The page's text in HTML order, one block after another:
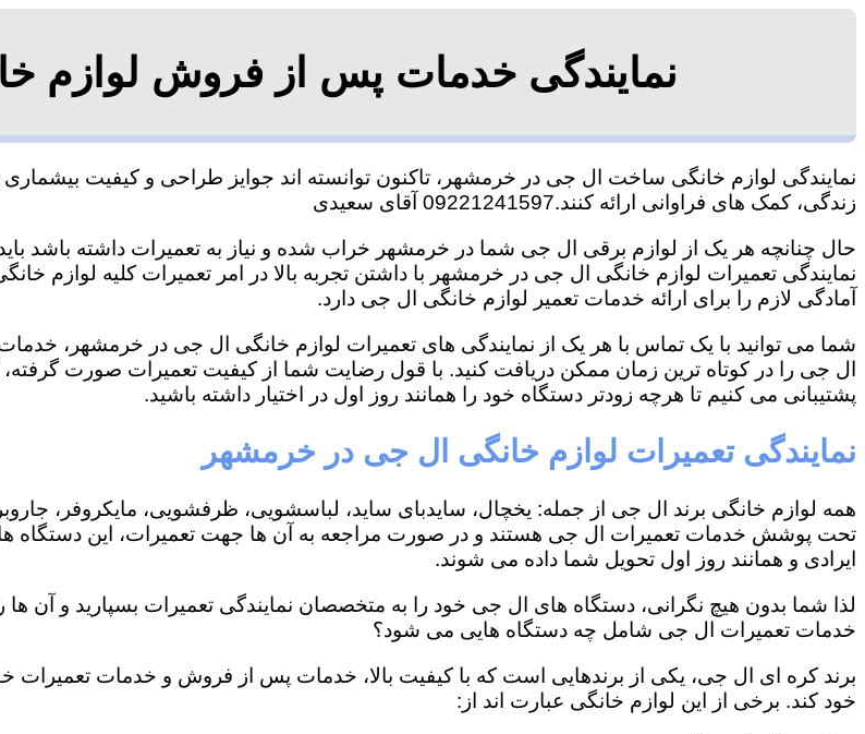
نمایندگی خدمات پس از فروش لوازم
نمایندگی لوازم خانگی ساخت ال جی در خرمشهر، تاکنون توانسته اند جوایز طراحی و کیفیت بیشماری
زندگی، کمک های فراوانی ارائه کنند.09221241597 آقای سعیدی
حال چنانچه هر یک از لوازم برقی ال جی شما در خرمشهر خراب شده و نیاز به تعمیرات داشته باشد
نمایندگی تعمیرات لوازم خانگی ال جی در خرمشهر با داشتن تجربه بالا در امر تعمیرات کلیه لوازم
آمادگی لازم را برای ارائه خدمات تعمیر لوازم خانگی ال جی دارد.
شما می توانید با یک تماس با هر یک از نمایندگی های تعمیرات لوازم خانگی ال جی در خرمشهر،
ال جی را در کوتاه ترین زمان ممکن دریافت کنید. با قول رضایت شما از کیفیت تعمیرات صورت گرفته،
پشتیبانی می کنیم تا هرچه زودتر دستگاه خود را همانند روز اول در اختیار داشته باشید.
نمایندگی تعمیرات لوازم خانگی ال جی در خرمشهر
همه لوازم خانگی برند ال جی از جمله: یخچال، سایدبای ساید، لباسشویی، ظرفشویی، مایکروفر،
تحت پوشش خدمات تعمیرات ال جی هستند و در صورت مراجعه به آن ها جهت تعمیرات، این دستگاه
ایرادی و همانند روز اول تحویل شما داده می شوند.
لذا شما بدون هیچ نگرانی، دستگاه های ال جی خود را به متخصصان نمایندگی تعمیرات بسپارید و آن ها
خدمات تعمیرات ال جی شامل چه دستگاه هایی می شود؟
برند کره ای ال جی، یکی از برندهایی است که با کیفیت بالا، خدمات پس از فروش و خدمات تعمیرات
خود کند. برخی از این لوازم خانگی عبارت اند از: